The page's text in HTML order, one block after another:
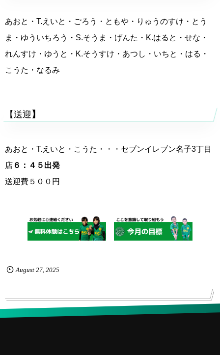
あおと・T.えいと・ごろう・ともや・りゅうのすけ・とう
ま・ゆういちろう・S.そうま・げんた・K.はると・せな・
れんすけ・ゆうと・K.そうすけ・あつし・いちと・はる・
こうた・なるみ
【送迎 】
あおと・T.えいと・こうた・・・セブンイレブン名子3丁目
店 ６：４５出発
送迎費５００円
August 27, 2025